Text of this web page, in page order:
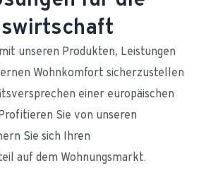
unseren Produkten, Leistungen
Wohnkomfort sicherzustellen
einer europäischen
Sie von unseren
Sie sich Ihren
auf dem Wohnungsmarkt.